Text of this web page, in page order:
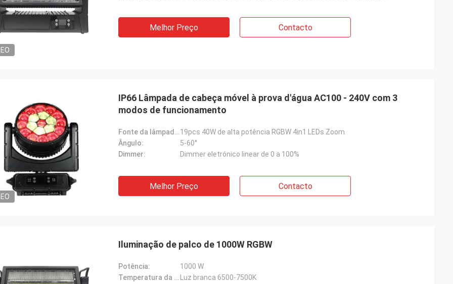
Melhor Preço Contacto
IP66 Lâmpada de cabeça móvel à prova d'água AC100 - 240V com 3
modos de funcionamento
Fonte da lâmpada:19pcs 40W de alta potência RGBW 4in1 LEDs Zoom
Ângulo:
5-60°
Dimmer:
Dimmer eletrónico linear de 0 a 100%
Melhor Preço Contacto
Iluminação de palco de 1000W RGBW
Potência:
1000 W
Temperatura da cor:
Luz branca 6500-7500K